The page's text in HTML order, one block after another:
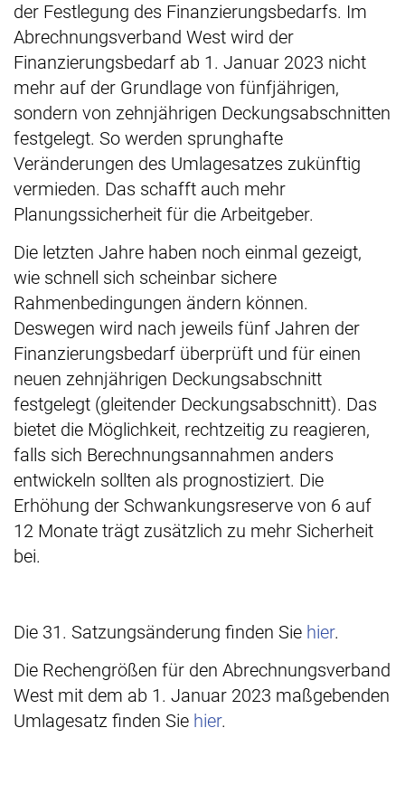
der Festlegung des Finanzierungsbedarfs. Im
Abrechnungsverband West wird der
Finanzierungsbedarf ab 1. Januar 2023 nicht
mehr auf der Grundlage von fünfjährigen,
sondern von zehnjährigen Deckungsabschnitten
festgelegt. So werden sprunghafte
Veränderungen des Umlagesatzes zukünftig
vermieden. Das schafft auch mehr
Planungssicherheit für die Arbeitgeber.
Die letzten Jahre haben noch einmal gezeigt,
wie schnell sich scheinbar sichere
Rahmenbedingungen ändern können.
Deswegen wird nach jeweils fünf Jahren der
Finanzierungsbedarf überprüft und für einen
neuen zehnjährigen Deckungsabschnitt
festgelegt (gleitender Deckungsabschnitt). Das
bietet die Möglichkeit, rechtzeitig zu reagieren,
falls sich Berechnungsannahmen anders
entwickeln sollten als prognostiziert. Die
Erhöhung der Schwankungsreserve von 6 auf
12 Monate trägt zusätzlich zu mehr Sicherheit
bei.
Die 31. Satzungsänderung finden Sie hier.
Die Rechengrößen für den Abrechnungsverband
West mit dem ab 1. Januar 2023 maßgebenden
Umlagesatz finden Sie hier.